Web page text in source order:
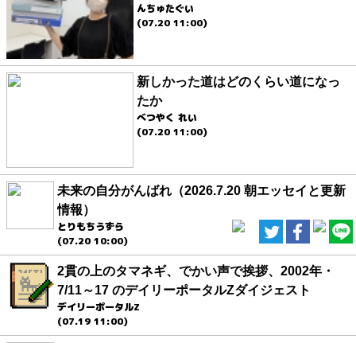
んちゅたぐい
(07.20 11:00)
新しかった道はどのくらい道になっ
たか
べつやく れい
(07.20 11:00)
未来の自分がんばれ（2026.7.20 朝エッセイと更新
情報）
とりもちうずら
(07.20 10:00)
2貫の上のタマネギ、でかい声で挨拶、2002年・
7/11～17 のデイリーポータルZダイジェスト
デイリーポータルZ
(07.19 11:00)